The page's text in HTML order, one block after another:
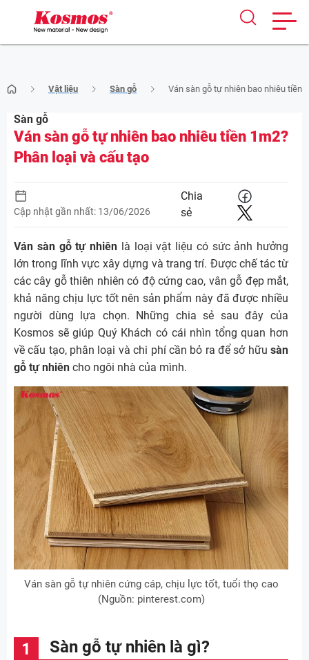
to
content
Vật liệu Sàn gỗ Ván sàn gỗ tự nhiên bao nhiêu tiền
Sàn gỗ
Ván sàn gỗ tự nhiên bao nhiêu tiền 1m2?
Phân loại và cấu tạo
Cập nhật gần nhất: 13/06/2026
Chia
sẻ
Ván sàn gỗ tự nhiên là loại vật liệu có sức ảnh hưởng
lớn trong lĩnh vực xây dựng và trang trí. Được chế tác từ
các cây gỗ thiên nhiên có độ cứng cao, vân gỗ đẹp mắt,
khả năng chịu lực tốt nên sản phẩm này đã được nhiều
người dùng lựa chọn. Những chia sẻ sau đây của
Kosmos sẽ giúp Quý Khách có cái nhìn tổng quan hơn
về cấu tạo, phân loại và chi phí cần bỏ ra để sở hữu sàn
gỗ tự nhiên cho ngôi nhà của mình.
Ván sàn gỗ tự nhiên cứng cáp, chịu lực tốt, tuổi thọ cao
(Nguồn: pinterest.com)
Sàn gỗ tự nhiên là gì?